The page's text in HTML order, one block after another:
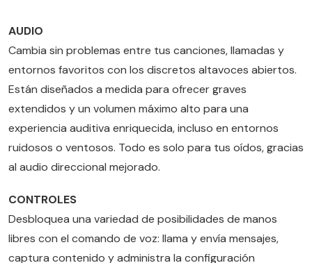
AUDIO
Cambia sin problemas entre tus canciones, llamadas y
entornos favoritos con los discretos altavoces abiertos.
Están diseñados a medida para ofrecer graves
extendidos y un volumen máximo alto para una
experiencia auditiva enriquecida, incluso en entornos
ruidosos o ventosos. Todo es solo para tus oídos, gracias
al audio direccional mejorado.
CONTROLES
Desbloquea una variedad de posibilidades de manos
libres con el comando de voz: llama y envía mensajes,
captura contenido y administra la configuración